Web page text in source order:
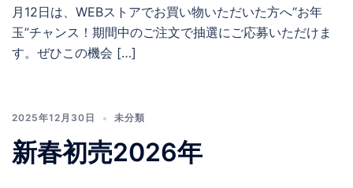
月12日は、WEBストアでお買い物いただいた方へ“お年
玉”チャンス！期間中のご注文で抽選にご応募いただけま
す。ぜひこの機会 […]
2025年12月30日 未分類
新春初売2026年